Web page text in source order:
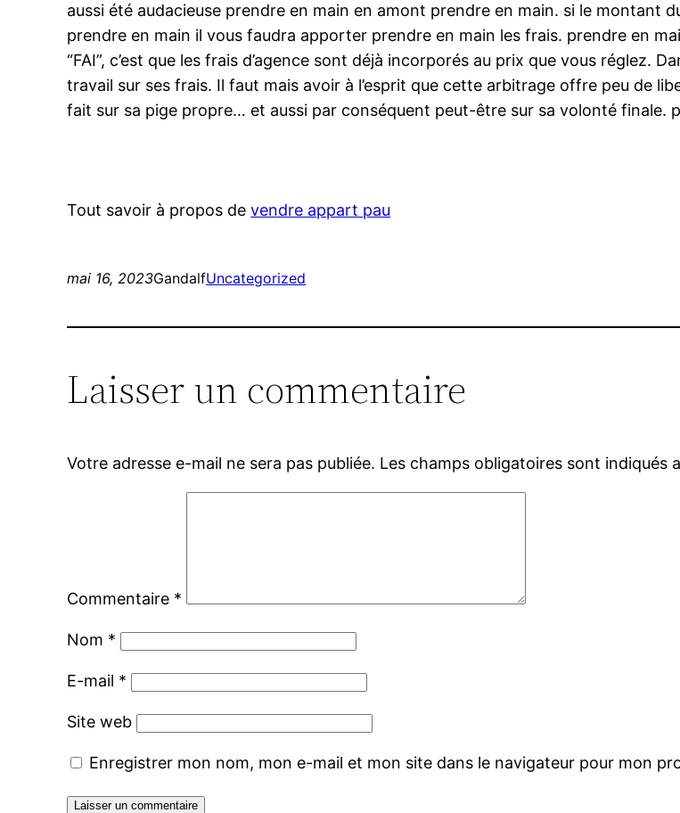
aussi été audacieuse prendre en main en amont prendre en main. si le montant
prendre en main il vous faudra apporter prendre en main les frais. prendre en
“FAI”, c’est que les frais d’agence sont déjà incorporés au prix que vous réglez.
travail sur ses frais. Il faut mais avoir à l’esprit que cette arbitrage offre peu de
fait sur sa pige propre… et aussi par conséquent peut-être sur sa volonté finale.
Tout savoir à propos devendre appart pau
mai 16, 2023GandalfUncategorized
Laisser un commentaire
Votre adresse e-mail ne sera pas publiée. Les champs obligatoires sont indiqués
Commentaire *
Nom *
E-mail *
Site web
Enregistrer mon nom, mon e-mail et mon site dans le navigateur pour mon